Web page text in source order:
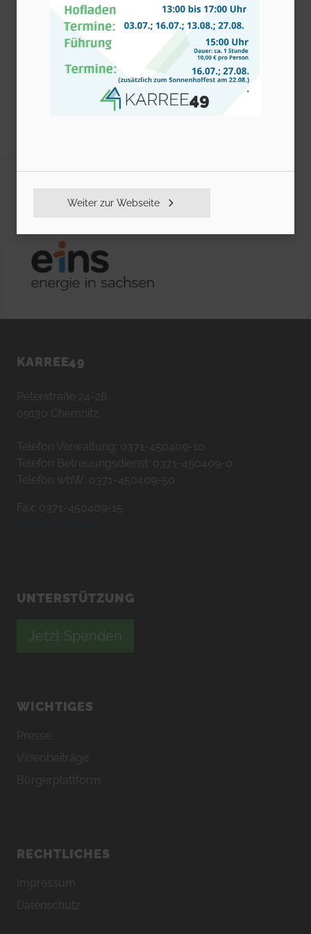
Seitenfuß
DAS KARREE49 WIRD GEFÖRDERT
KARREE49
Peterstraße 24-28
09130 Chemnitz
Telefon Verwaltung: 0371-450409-10
Telefon Betreuungsdienst: 0371-450409-0
Telefon wbW: 0371-450409-50
Fax: 0371-450409-15
UNTERSTÜTZUNG
Jetzt Spenden
WICHTIGES
Presse
Videobeiträge
Bürgerplattform
RECHTLICHES
Impressum
Datenschutz
Weiter zur Webseite